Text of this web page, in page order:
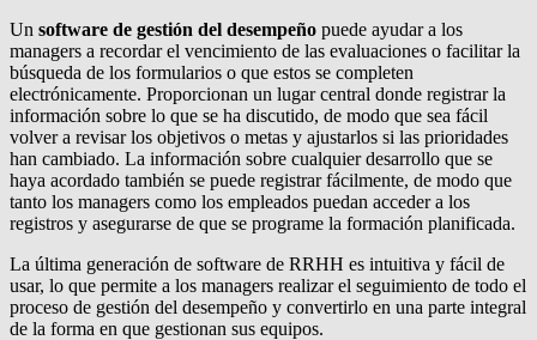
Un software de gestión del desempeño puede ayudar a los
managers a recordar el vencimiento de las evaluaciones o facilitar la
búsqueda de los formularios o que estos se completen
electrónicamente. Proporcionan un lugar central donde registrar la
información sobre lo que se ha discutido, de modo que sea fácil
volver a revisar los objetivos o metas y ajustarlos si las prioridades
han cambiado. La información sobre cualquier desarrollo que se
haya acordado también se puede registrar fácilmente, de modo que
tanto los managers como los empleados puedan acceder a los
registros y asegurarse de que se programe la formación planificada.
La última generación de software de RRHH es intuitiva y fácil de
usar, lo que permite a los managers realizar el seguimiento de todo el
proceso de gestión del desempeño y convertirlo en una parte integral
de la forma en que gestionan sus equipos.